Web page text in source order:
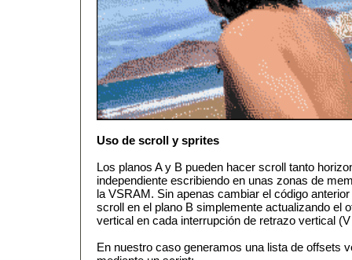
Uso de scroll y sprites
Los planos A y B pueden hacer scroll tanto
independiente escribiendo en unas zonas de
la VSRAM. Sin apenas cambiar el código
scroll en el plano B simplemente actualizando el
vertical en cada interrupción de retrazo vertical
En nuestro caso generamos una lista de offsets